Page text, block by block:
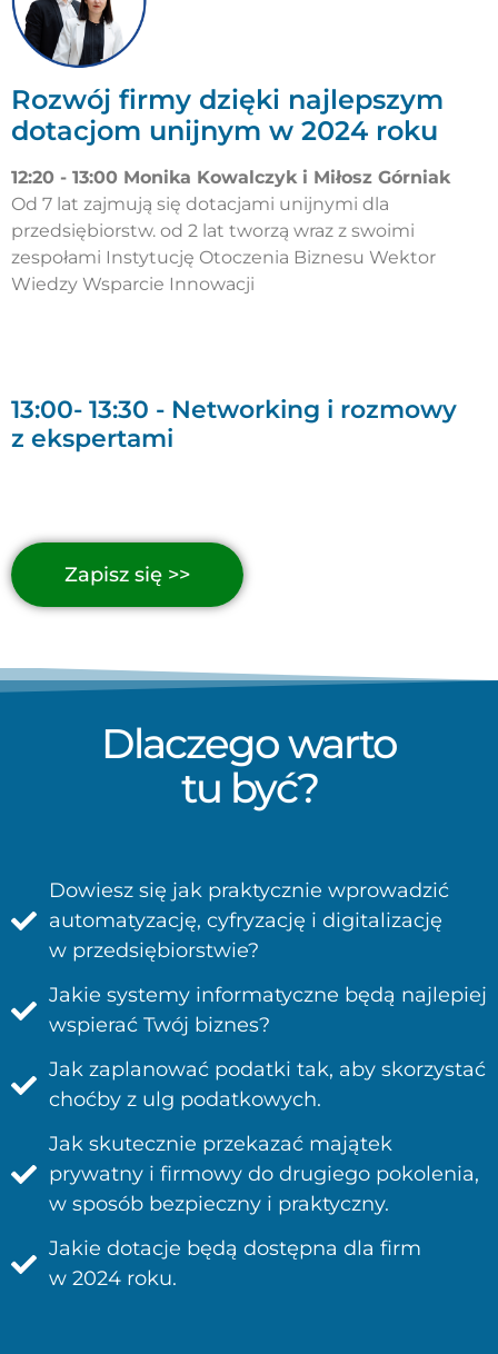
Rozwój firmy dzięki najlepszym
dotacjom unijnym w 2024 roku
12:20 - 13:00 Monika Kowalczyk i Miłosz Górniak
Od 7 lat zajmują się dotacjami unijnymi dla
przedsiębiorstw. od 2 lat tworzą wraz z swoimi
zespołami Instytucję Otoczenia Biznesu Wektor
Wiedzy Wsparcie Innowacji
13:00- 13:30 - Networking i rozmowy
z ekspertami
Zapisz się >>
Dlaczego warto
tu być?
Dowiesz się jak praktycznie wprowadzić
automatyzację, cyfryzację i digitalizację
w przedsiębiorstwie?
Jakie systemy informatyczne będą najlepiej
wspierać Twój biznes?
Jak zaplanować podatki tak, aby skorzystać
choćby z ulg podatkowych.
Jak skutecznie przekazać majątek
prywatny i firmowy do drugiego pokolenia,
w sposób bezpieczny i praktyczny.
Jakie dotacje będą dostępna dla firm
w 2024 roku.